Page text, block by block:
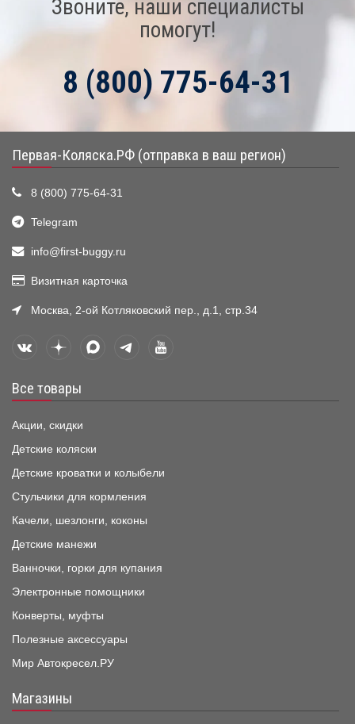
Звоните, наши специалисты
помогут!
8 (800) 775-64-31
Первая-Коляска.РФ (отправка в ваш регион)
8 (800) 775-64-31
Telegram
info@first-buggy.ru
Визитная карточка
Москва, 2-ой Котляковский пер., д.1, стр.34
Все товары
Акции, скидки
Детские коляски
Детские кроватки и колыбели
Стульчики для кормления
Качели, шезлонги, коконы
Детские манежи
Ванночки, горки для купания
Электронные помощники
Конверты, муфты
Полезные аксессуары
Мир Автокресел.РУ
Магазины